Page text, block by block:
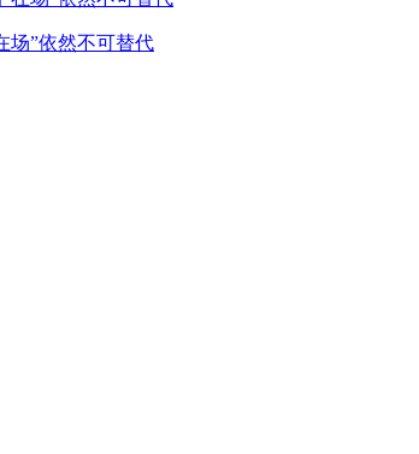
场”依然不可替代